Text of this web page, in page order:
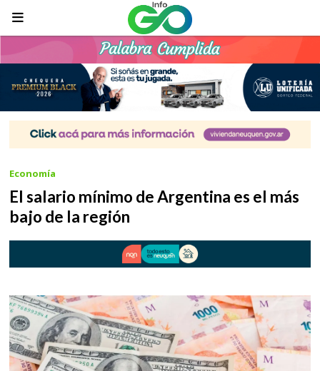
El salario mínimo de Argentina es el más
bajo de la región
Economía